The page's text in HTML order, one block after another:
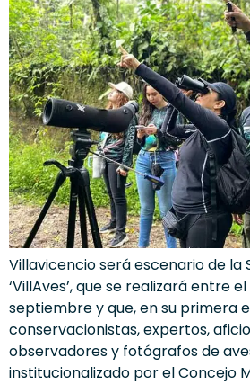
Villavicencio será escenario de la
‘VillAves’, que se realizará entre el
septiembre y que, en su primera
conservacionistas, expertos,
observadores y fotógrafos de
institucionalizado por el Concejo